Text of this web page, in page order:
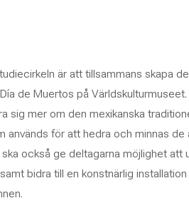
är att tillsammans skapa
de Muertos på
sig mer om den mexikanska
används för att hedra och minnas de
också ge deltagarna möjlighet att
bidra till en konstnärlig